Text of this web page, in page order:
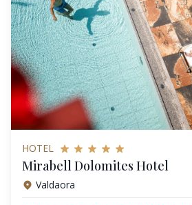
HOTEL
Mirabell Dolomites Hotel
Valdaora